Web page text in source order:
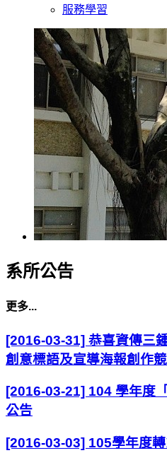
服務學習
系所公告
更多...
[2016-03-31] 恭喜資傳三
創意標語及宣導海報創作
[2016-03-21] 104 學年度
公告
[2016-03-03] 105學年度